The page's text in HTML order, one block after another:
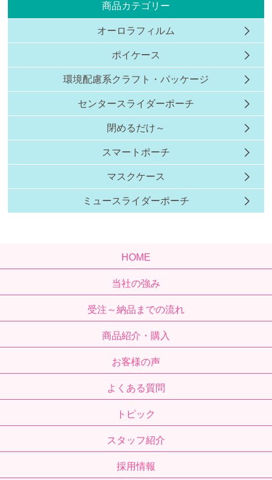
商品カテゴリー
オーロラフィルム
ポイケース
環境配慮系クラフト・パッケージ
センタースライダーポーチ
閉めるだけ～
スマートポーチ
マスクケース
ミュースライダーポーチ
HOME
当社の強み
受注～納品までの流れ
商品紹介・購入
お客様の声
よくある質問
トピック
スタッフ紹介
採用情報